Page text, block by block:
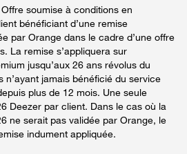
Offre soumise à conditions en
bénéficiant d’une remise
par Orange dans le cadre d’une offre
La remise s’appliquera sur
jusqu’aux 26 ans révolus du
n’ayant jamais bénéficié du service
plus de 12 mois. Une seule
Deezer par client. Dans le cas où la
ne serait pas validée par Orange, le
indument appliquée.